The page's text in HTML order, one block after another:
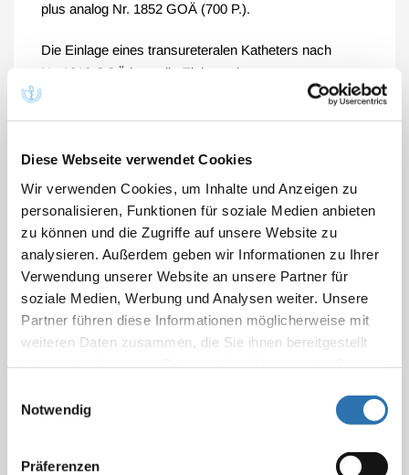
Diese Webseite verwendet Cookies
Wir verwenden Cookies, um Inhalte und Anzeigen zu
personalisieren, Funktionen für soziale Medien anbieten
zu können und die Zugriffe auf unsere Website zu
analysieren. Außerdem geben wir Informationen zu Ihrer
Verwendung unserer Website an unsere Partner für
soziale Medien, Werbung und Analysen weiter. Unsere
Partner führen diese Informationen möglicherweise mit
weiteren Daten zusammen, die Sie ihnen bereitgestellt
Cookies, wenn Sie unsere Webseite weiterhin
Notwendig
Präferenzen
plus analog Nr. 1852 GOÄ (700 P.).
Die Einlage eines transureteralen Katheters nach
Nr. 1812 GOÄ bzw. die Einlage eines
Nierenfistelkatheters nach Nr. 1851 GOÄ ist
Leistungsbestandteil der transurethralen bzw.
berechnet werden.
Die retrograde bzw. anterograde Darstellung von
Ureter und Nierenbecken nach Nr. 5220 GOÄ ist
Leistungsbestandteil der transurethralen bzw.
perkutanen Endopyelotomie und kann nicht zusätzlich
berechnet werden.
Die Darstellung von Harnblase und Urethra nach
Beschluss des "Zentralen Konsultationsausschuss für